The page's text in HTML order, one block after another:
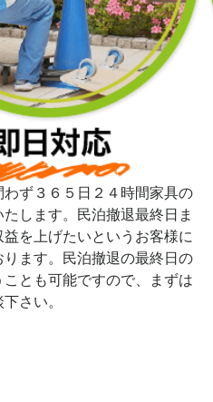
わず３６５日２４時間家具の
します。民泊撤退最終日ま
を上げたいというお客様に
ます。民泊撤退の最終日の
とも可能ですので、まずは
さい。